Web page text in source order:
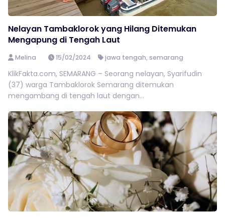
Nelayan Tambaklorok yang Hilang Ditemukan
Mengapung di Tengah Laut
Melina 15/02/2024 jawa tengah, semarang
KlikFakta.com, SEMARANG – Seorang nelayan, Syarifudin
(37) warga Tambaklorok Semarang ditemukan
mengambang di tengah laut dengan...